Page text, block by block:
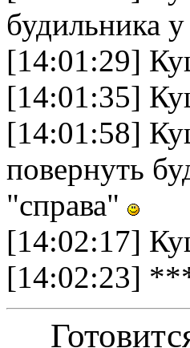
будильника
[14:01:29]
[14:01:35]
[14:01:58]
повернуть
"справа"
[14:02:17]
[14:02:23]